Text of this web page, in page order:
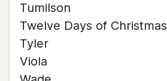
Tumilson
Twelve Days of Christmas
Tyler
Viola